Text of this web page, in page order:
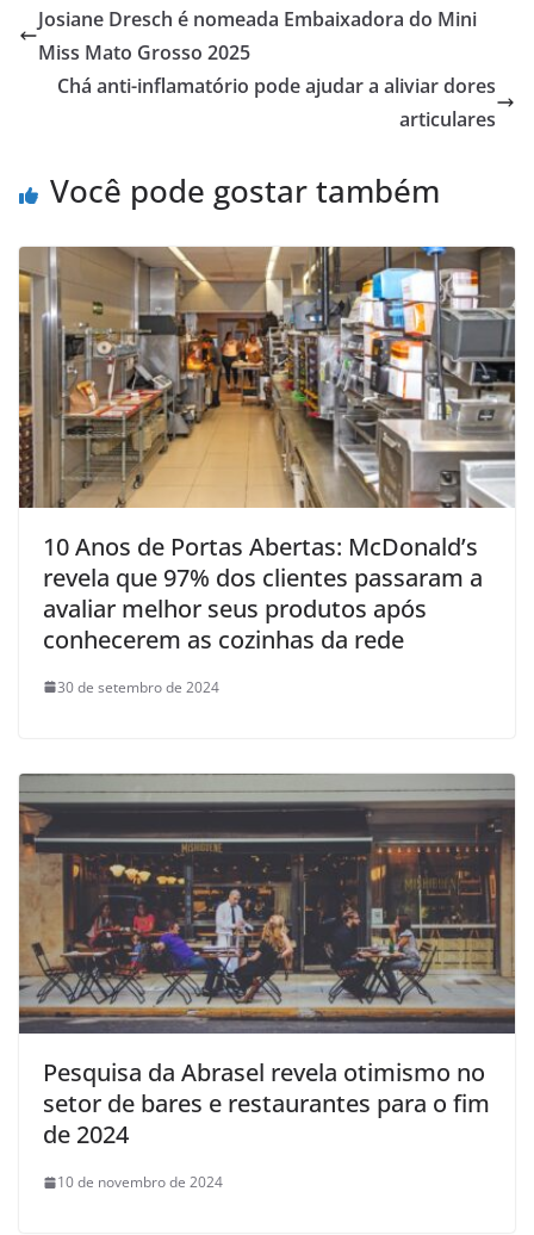
Josiane Dresch é nomeada Embaixadora do Mini
Miss Mato Grosso 2025
Chá anti-inflamatório pode ajudar a aliviar dores
articulares
Você pode gostar também
10 Anos de Portas Abertas: McDonald’s
revela que 97% dos clientes passaram a
avaliar melhor seus produtos após
conhecerem as cozinhas da rede
30 de setembro de 2024
Pesquisa da Abrasel revela otimismo no
setor de bares e restaurantes para o fim
de 2024
10 de novembro de 2024